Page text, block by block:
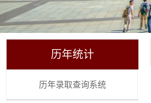
历年统计
历年录取查询系统